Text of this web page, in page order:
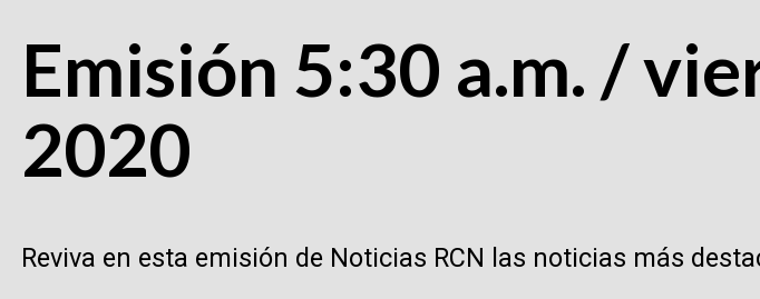
Emisión 5:30 a.m. /
2020
Reviva en esta emisión de Noticias RCN las noticias más